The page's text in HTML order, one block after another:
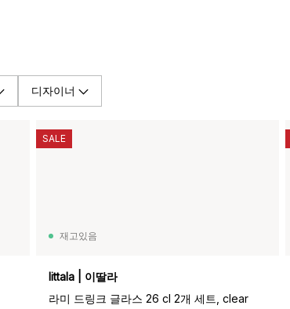
디자이너
재고있음
Iittala | 이딸라
라미 드링크 글라스 26 cl 2개 세트, clear
SALE